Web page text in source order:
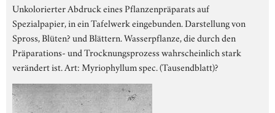
Unkolorierter Abdruck eines Pflanzenpräparats auf
Spezialpapier, in ein Tafelwerk eingebunden. Darstellung von
Spross, Blüten? und Blättern. Wasserpflanze, die durch den
Präparations- und Trocknungsprozess wahrscheinlich stark
verändert ist. Art: Myriophyllum spec. (Tausendblatt)?